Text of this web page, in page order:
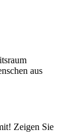
aus
Zeigen Sie